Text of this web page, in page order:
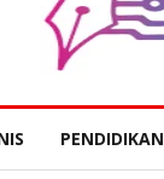
PENDIDIKAN